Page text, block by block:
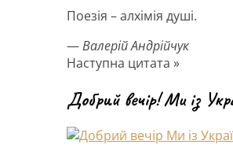
Поезія – алхімія душі.
—Валерій Андрійчук
Наступна цитата »
Добрий вечір! Ми із